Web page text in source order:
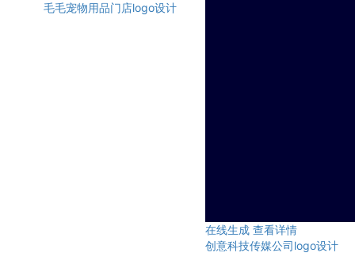
毛毛宠物用品门店logo设计
在线生成 查看详情
创意科技传媒公司logo设计